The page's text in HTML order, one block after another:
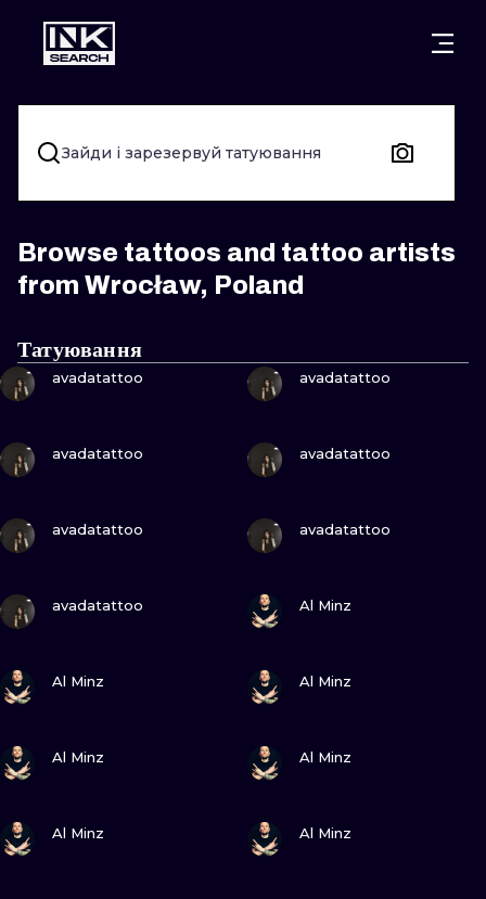
МІСТ ВАРШАВА
КРАКІВ ВРОЦЛАВ
БЕРЛІН ЛОНДОН
МІЛАН ЕДІНБУРГ
МАНЧЕСТЕР АМСТЕРДАМ
АФІНИ БУДАПЕШТ
НАПИС
ХЭНДПОУК
БЛЭКВОРК
ЛІНІЙНИЙ
Зайди і зарезервуй татуювання
Browse tattoos and tattoo artists
from Wrocław, Poland
Татуювання
ПОДИВИСЬ
avadatattoo
ПОДИВИСЬ
avadatattoo
avadatattoo avadatattoo
avadatattoo avadatattoo
avadatattoo Al Minz
Al Minz Al Minz
Al Minz Al Minz
Al Minz Al Minz